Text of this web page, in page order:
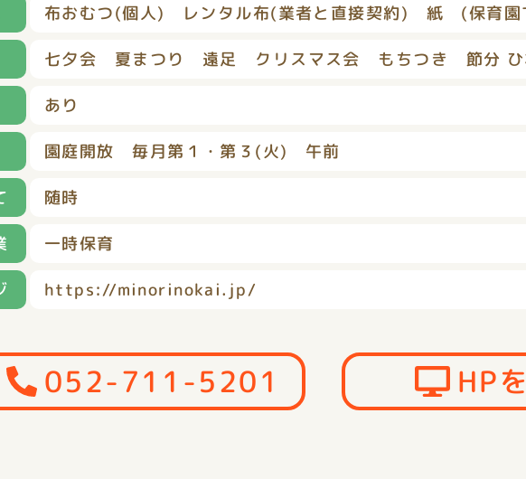
布おむつ(個人) レンタル布(業者と直接契約) 紙 (保育園
七夕会 夏まつり 遠足 クリスマス会 もちつき 節分 ひ
あり
園庭開放 毎月第１・第３(火) 午前
随時
一時保育
https://minorinokai.jp/
052-711-5201 HP